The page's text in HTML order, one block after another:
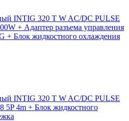
INTIG 320 T W AC/DC PULSE
+ Адаптер разъема управления
+ Блок жидкостного охлаждения
INTIG 320 T W AC/DC PULSE
4m + Блок жидкостного